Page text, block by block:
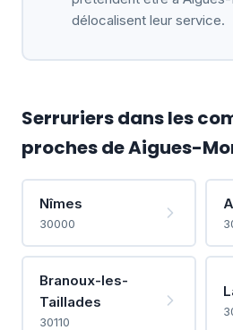
délocalisent leur service.
Serruriers dans les
proches de Aigues-
Nîmes
30000
Branoux-les-
Taillades
30110